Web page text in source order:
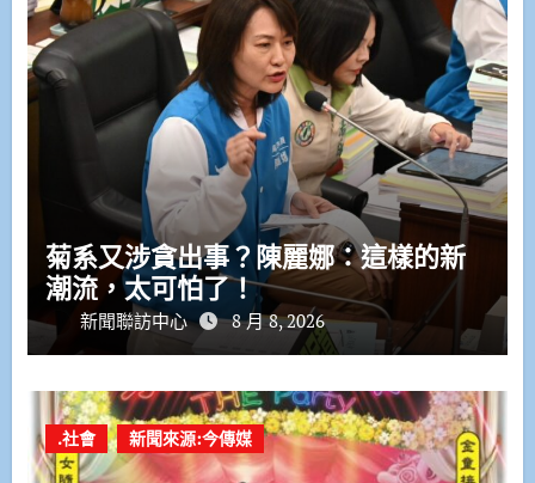
菊系又涉貪出事？陳麗娜：這樣的新
潮流，太可怕了！
新聞聯訪中心 8 月 8, 2026
.社會 新聞來源:今傳媒